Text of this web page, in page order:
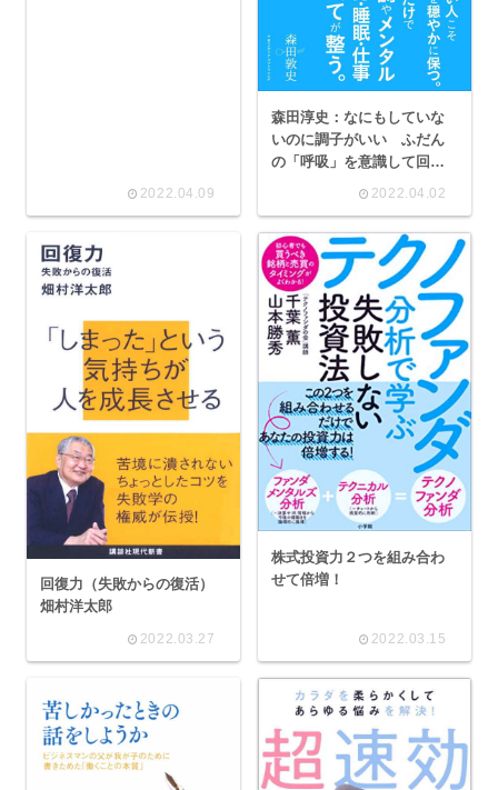
2022.04.09
森田淳史：なにもしていな
いのに調子がいい ふだん
の「呼吸」を意識して回復
2022.04.02
回復力（失敗からの復活）
畑村洋太郎
2022.03.27
株式投資力２つを組み合わ
せて倍増！
2022.03.15